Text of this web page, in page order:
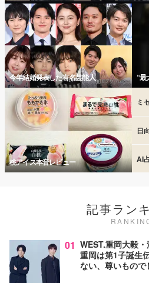
今年結婚発表した有名芸能人 “最
桃アイス本音レビュー
ミ
日
AI
記事ラン
01 WEST.重岡大毅
重岡は第1子誕生
ない、尊いもので